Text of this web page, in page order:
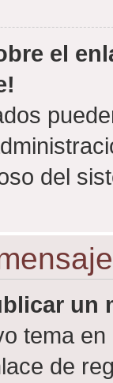
el
del
un
tema
de